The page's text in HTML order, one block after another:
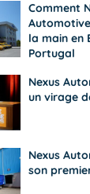
Comment
la main en
Portugal
Nexus
un virage
Nexus
son